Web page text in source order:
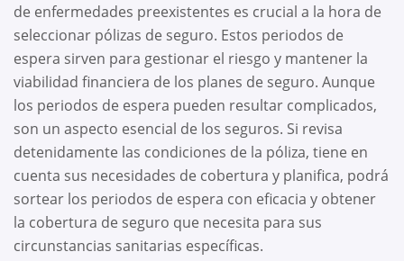
de enfermedades preexistentes es crucial a la hora de
seleccionar pólizas de seguro. Estos periodos de
espera sirven para gestionar el riesgo y mantener la
viabilidad financiera de los planes de seguro. Aunque
los periodos de espera pueden resultar complicados,
son un aspecto esencial de los seguros. Si revisa
detenidamente las condiciones de la póliza, tiene en
cuenta sus necesidades de cobertura y planifica, podrá
sortear los periodos de espera con eficacia y obtener
la cobertura de seguro que necesita para sus
circunstancias sanitarias específicas.